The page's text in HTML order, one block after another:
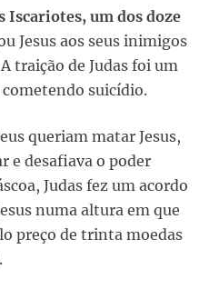
Iscariotes, um dos doze
Jesus aos seus inimigos
traição de Judas foi um
suicídio.
queriam matar Jesus,
e desafiava o poder
Judas fez um acordo
numa altura em que
preço de trinta moedas